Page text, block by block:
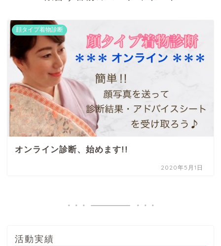
顔タイプ着物診断
オンライン診断、始めます!!
2020年5月1日
活動実績